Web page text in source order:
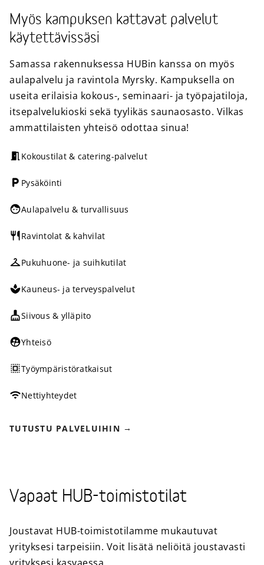
Myös kampuksen kattavat palvelut
käytettävissäsi
Samassa rakennuksessa HUBin kanssa on myös
aulapalvelu ja ravintola Myrsky. Kampuksella on
useita erilaisia kokous-, seminaari- ja työpajatiloja,
itsepalvelukioski sekä tyylikäs saunaosasto. Vilkas
ammattilaisten yhteisö odottaa sinua!
Kokoustilat & catering-palvelut
Pysäköinti
Aulapalvelu & turvallisuus
Ravintolat & kahvilat
Pukuhuone- ja suihkutilat
Kauneus- ja terveyspalvelut
Siivous & ylläpito
Yhteisö
Työympäristöratkaisut
Nettiyhteydet
TUTUSTU PALVELUIHIN
Vapaat HUB-toimistotilat
Joustavat HUB-toimistotilamme mukautuvat
yrityksesi tarpeisiin. Voit lisätä neliöitä joustavasti